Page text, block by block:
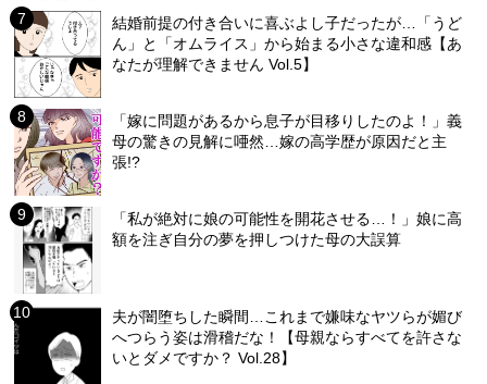
結婚前提の付き合いに喜ぶよし子だったが…「うど
ん」と「オムライス」から始まる小さな違和感【あ
なたが理解できません Vol.5】
「嫁に問題があるから息子が目移りしたのよ！」義
母の驚きの見解に唖然…嫁の高学歴が原因だと主
張!?
「私が絶対に娘の可能性を開花させる…！」娘に高
額を注ぎ自分の夢を押しつけた母の大誤算
夫が闇堕ちした瞬間…これまで嫌味なヤツらが媚び
へつらう姿は滑稽だな！【母親ならすべてを許さな
いとダメですか？ Vol.28】